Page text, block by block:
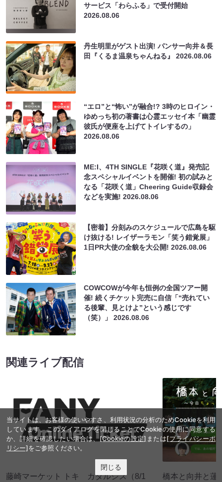
サービス「わらふる」で受付開始
2026.08.06
丹生明里がゲスト出演! パンサー向井＆長
田『くるま温泉ちゃんねる』2026.08.06
“エロ”と“怖い”が融合!? 3時のヒロイン・
ゆめっち初の著書は心霊エッセイ本「幽霊
彼氏が便座を上げてトイレするの」
2026.08.06
ME:I、4TH SINGLE『花咲く道』発売記
念スペシャルイベントを開催! 初の試みと
なる「花咲く道」Cheering Guide収録会
などを実施!2026.08.06
【密着】分刻みのスケジュールで広島を駆
け抜ける! レイザーラモン「笑う錯覚展」
1日PR大使の全貌を大公開!2026.08.06
COWCOWが今年も恒例の全国ツアー開
催! 続くチケット完売に自信「“売れてい
る後輩、見とけよ”という感じです
（笑）」2026.08.06
関連ライブ配信
藤崎マーケット トキ カタルシス（8/1 橋本と向井と蓮
当サイトは、お客様の使いやすさ、利用状況の分析のためCookieを利用
しています。このダイアログを閉じることでCookieの使用に同意する
か、詳細を確認したい場合は、[Cookieの設定] または[プライバシーポ
リシー]をご参照ください。
閉じる